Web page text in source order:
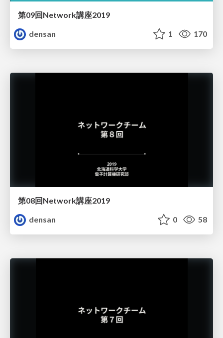
第09回Network講座2019
densan
1 170
第08回Network講座2019
densan
0 58